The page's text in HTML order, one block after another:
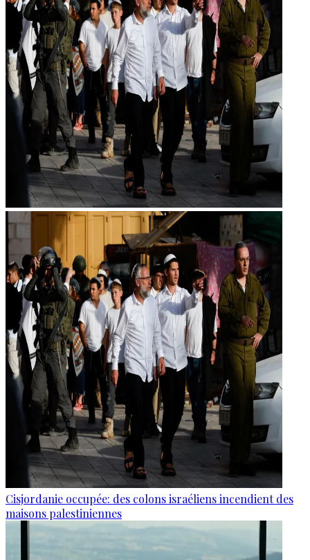
Cisjordanie occupée: des colons israéliens incendient des
maisons palestiniennes